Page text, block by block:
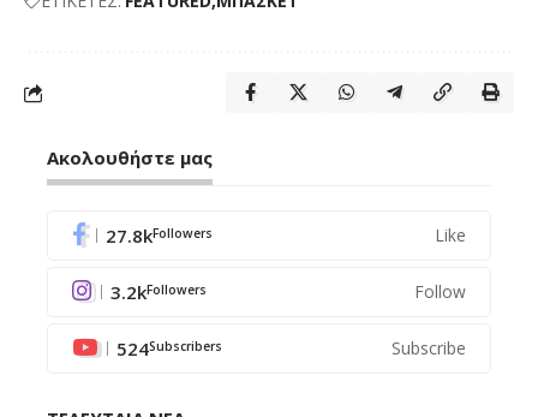
Ακολουθήστε μας
27.8kFollowers Like
3.2kFollowers Follow
524Subscribers Subscribe